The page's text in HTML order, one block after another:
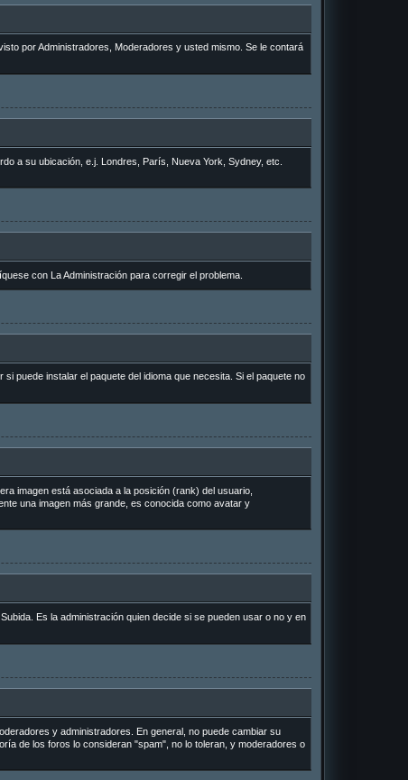
por Administradores, Moderadores y usted mismo. Se le contará
a su ubicación, e.j. Londres, París, Nueva York, Sydney, etc.
con La Administración para corregir el problema.
puede instalar el paquete del idioma que necesita. Si el paquete no
imagen está asociada a la posición (rank) del usuario,
una imagen más grande, es conocida como avatar y
Es la administración quien decide si se pueden usar o no y en
y administradores. En general, no puede cambiar su
de los foros lo consideran "spam", no lo toleran, y moderadores o